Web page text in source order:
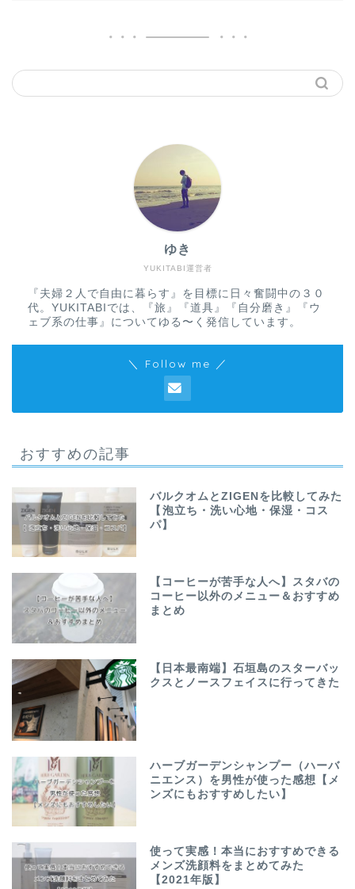
YUKITABI運営者
ゆき
『夫婦２人で自由に暮らす』を目標に日々奮闘中の３０
代。YUKITABIでは、『旅』『道具』『自分磨き』『ウ
ェブ系の仕事』についてゆる〜く発信しています。
＼ Follow me ／
おすすめの記事
バルクオムとZIGENを比較してみた
【泡立ち・洗い心地・保湿・コス
パ】
【コーヒーが苦手な人へ】スタバの
コーヒー以外のメニュー＆おすすめ
まとめ
【日本最南端】石垣島のスターバッ
クスとノースフェイスに行ってきた
ハーブガーデンシャンプー（ハーバ
ニエンス）を男性が使った感想【メ
ンズにもおすすめしたい】
使って実感！本当におすすめできる
メンズ洗顔料をまとめてみた
【2021年版】